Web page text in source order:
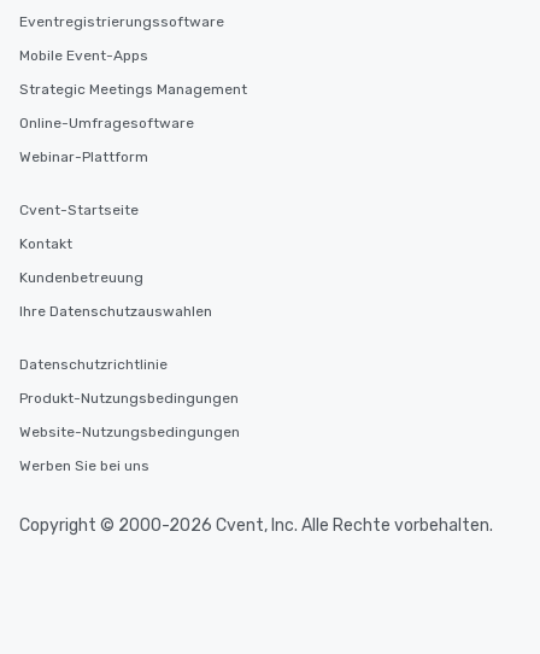
Eventregistrierungssoftware
Mobile Event-Apps
Strategic Meetings Management
Online-Umfragesoftware
Webinar-Plattform
Cvent-Startseite
Kontakt
Kundenbetreuung
Ihre Datenschutzauswahlen
Datenschutzrichtlinie
Produkt-Nutzungsbedingungen
Website-Nutzungsbedingungen
Werben Sie bei uns
Copyright © 2000-2026 Cvent, Inc. Alle Rechte vorbehalten.